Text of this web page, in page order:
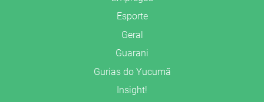
Esporte
Geral
Guarani
Gurias do Yucumã
Insight!